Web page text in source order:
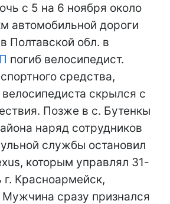
с 5 на 6 ноября около
автомобильной дороги
Полтавской обл. в
погиб велосипедист.
средства,
велосипедиста скрылся с
Позже в с. Бутенкы
наряд сотрудников
службы остановил
которым управлял 31-
г. Красноармейск,
сразу признался